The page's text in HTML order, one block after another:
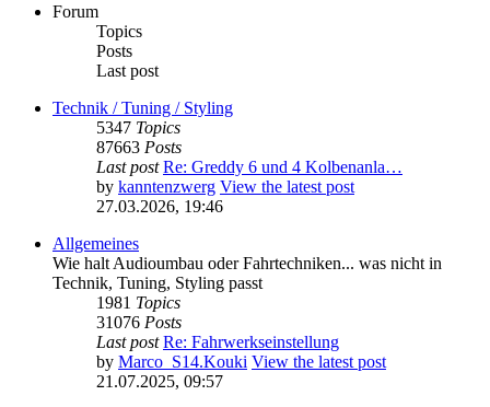
Forum
Topics
Posts
Last post
Technik / Tuning / Styling
5347 Topics
87663 Posts
Last post Re: Greddy 6 und 4 Kolbenanla…
by kanntenzwerg View the latest post
27.03.2026, 19:46
Allgemeines
Wie halt Audioumbau oder Fahrtechniken... was nicht in
Technik, Tuning, Styling passt
1981 Topics
31076 Posts
Last post Re: Fahrwerkseinstellung
by Marco_S14.Kouki View the latest post
21.07.2025, 09:57